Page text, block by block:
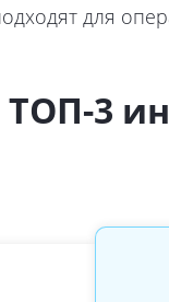
для
3